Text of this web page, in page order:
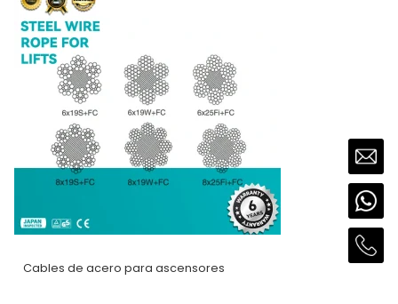
Cables de acero para ascensores